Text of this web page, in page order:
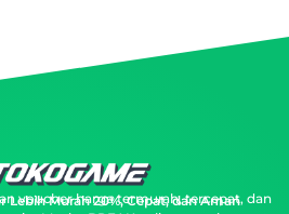
Lebih Murah 20%, Cepat, dan Aman
voucher harga termurah, tercepat, dan